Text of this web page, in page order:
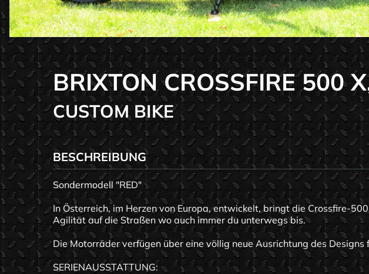
BRIXTON CROSSFIRE 500
CUSTOM BIKE
BESCHREIBUNG
Sondermodell "RED"
In Österreich, im Herzen von Europa, entwickelt, bringt die Crossfire-
Agilität auf die Straßen wo auch immer du unterwegs bis.
Die Motorräder verfügen über eine völlig neue Ausrichtung des Designs
SERIENAUSSTATTUNG: